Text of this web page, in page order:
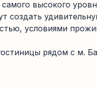
высокого
создать
условиями
рядом с м.